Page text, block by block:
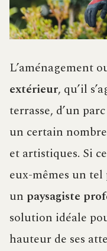
L’aménagement
extérieur, qu’il
terrasse, d’un
un certain
et artistiques. Si
eux-mêmes un
un paysagiste
solution idéale
hauteur de ses